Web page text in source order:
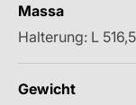
Massa
Halterung: L
Gewicht